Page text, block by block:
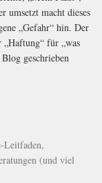
umsetzt macht dieses
„Gefahr“ hin. Der
für „was
geschrieben
Leitfaden,
(und viel